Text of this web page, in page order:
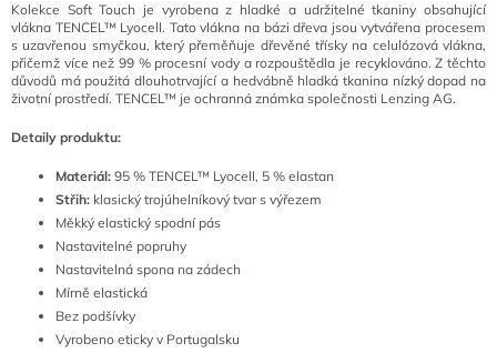
Kolekce Soft Touch je vyrobena z hladké a udržitelné tkaniny obsahující
vlákna TENCEL™ Lyocell. Tato vlákna na bázi dřeva jsou vytvářena procesem
s uzavřenou smyčkou, který přeměňuje dřevěné třísky na celulózová vlákna,
přičemž více než 99 % procesní vody a rozpouštědla je recyklováno. Z těchto
důvodů má použitá dlouhotrvající a hedvábně hladká tkanina nízký dopad na
životní prostředí. TENCEL™ je ochranná známka společnosti Lenzing AG.
Detaily produktu:
Materiál: 95 % TENCEL™ Lyocell, 5 % elastan
Střih: klasický trojúhelníkový tvar s výřezem
Měkký elastický spodní pás
Nastavitelné popruhy
Nastavitelná spona na zádech
Mírně elastická
Bez podšívky
Vyrobeno eticky v Portugalsku